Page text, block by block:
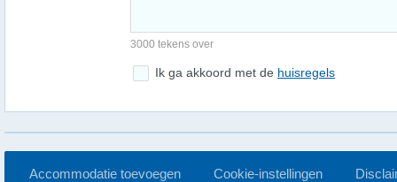
3000 tekens over
Ik ga akkoord met de huisregels
Accommodatie toevoegen Cookie-instellingen